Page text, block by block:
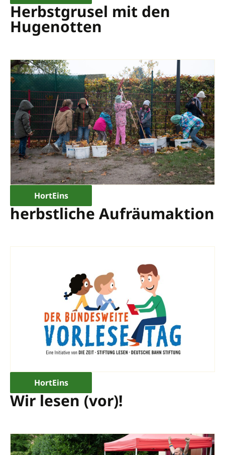
Herbstgrusel mit den
Hugenotten
HortEins
herbstliche Aufräumaktion
HortEins
Wir lesen (vor)!